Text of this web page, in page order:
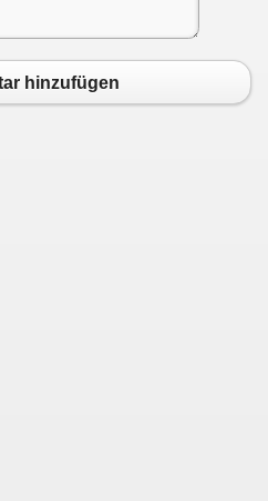
hinzufügen